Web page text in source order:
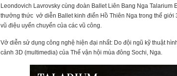
Leondovich Lavrovsky cùng đoàn Ballet Liên Bang Nga Talarium
thưởng thức vở diễn Ballet kinh điển Hồ Thiên Nga trong thế giới
vũ điệu uyển chuyển của các vũ công.
Vở diễn sử dụng công nghệ hiện đại nhất: Do đội ngũ kỹ thuật
cảnh 3D (multimedia) của Thế vận hội mùa đông Sochi, Nga.